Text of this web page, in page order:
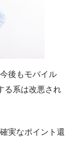
後もモバイル
る系は改悪され
実なポイント還